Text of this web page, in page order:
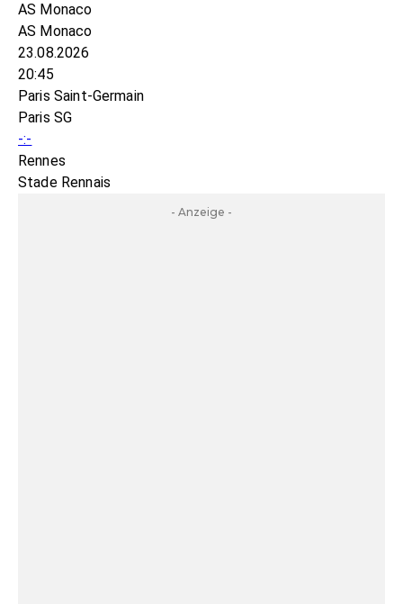
AS Monaco
AS Monaco
23.08.2026
20:45
Paris Saint-Germain
Paris SG
-:-
Rennes
Stade Rennais
- Anzeige -